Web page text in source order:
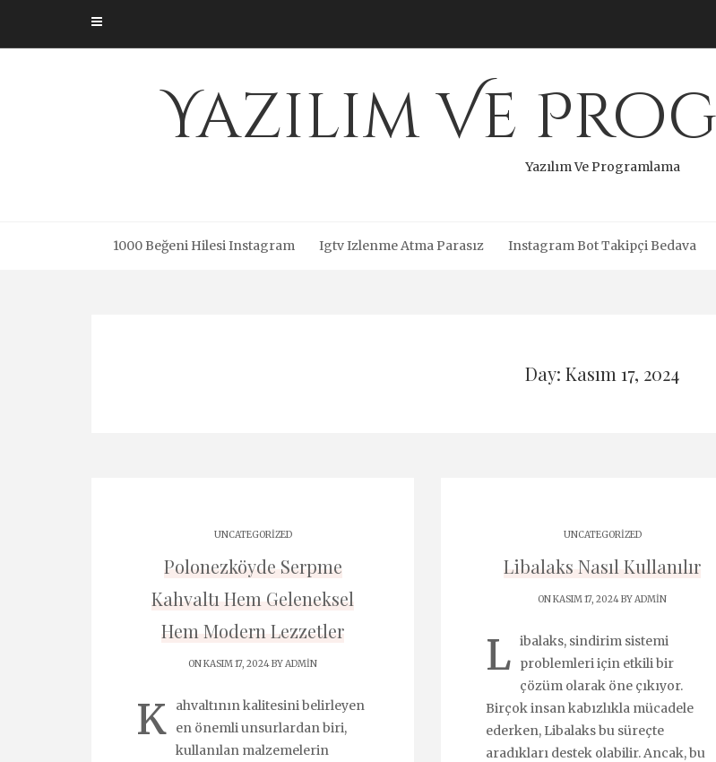
content
Yazılım Ve
Yazılım Ve Programlama
1000 Beğeni Hilesi Instagram Igtv Izlenme Atma Parasız Instagram Bot Takipçi Bedava
Day: Kasım 17, 2024
UNCATEGORIZED
Polonezköyde Serpme
Kahvaltı Hem Geleneksel
Hem Modern Lezzetler
ON KASIM 17, 2024 BYADMIN
K
ahvaltının kalitesini belirleyen
en önemli unsurlardan biri,
kullanılan malzemelerin
UNCATEGORIZED
Libalaks Nasıl Kullanılır
ON KASIM 17, 2024 BYADMIN
L ibalaks, sindirim sistemi
problemleri için etkili bir
çözüm olarak öne çıkıyor.
Birçok insan kabızlıkla mücadele
ederken, Libalaks bu süreçte
aradıkları destek olabilir. Ancak, bu